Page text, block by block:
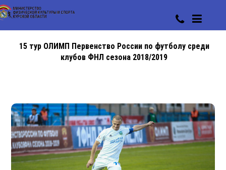
15 тур ОЛИМП Первенство России по футболу среди
клубов ФНЛ сезона 2018/2019